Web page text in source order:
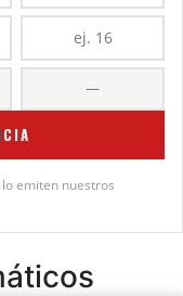
emiten nuestros